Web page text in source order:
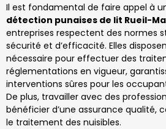
Il est fondamental de faire appel à
détection punaises de lit Rueil-
entreprises respectent des normes
sécurité et d’efficacité. Elles
nécessaire pour effectuer des
réglementations en vigueur,
interventions sûres pour les
De plus, travailler avec des
bénéficier d’une assurance qualité,
le traitement des nuisibles.